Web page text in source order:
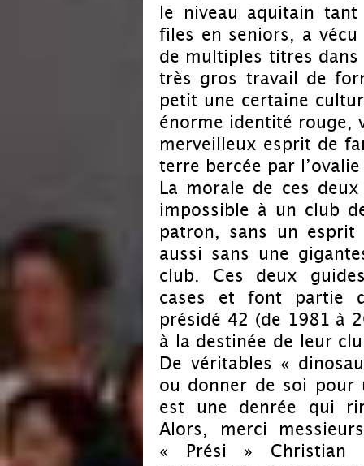
le niveau aquitain
files en seniors, a vécu
de multiples titres dans
très gros travail de
petit une certaine
énorme identité rouge,
merveilleux esprit de
terre bercée par
La morale de ces
impossible à un club
patron, sans un esprit
aussi sans une
club. Ces deux
cases et font partie
présidé 42 (de 1981 à
à la destinée de leur
De véritables «
ou donner de soi pour
est une denrée qui
Alors, merci
« Prési » Christian